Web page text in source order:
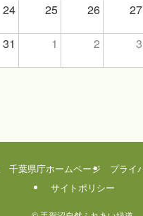
24 25 26 27
31 1 2 3
千葉県庁ホームページ
プライ
サイトポリシー